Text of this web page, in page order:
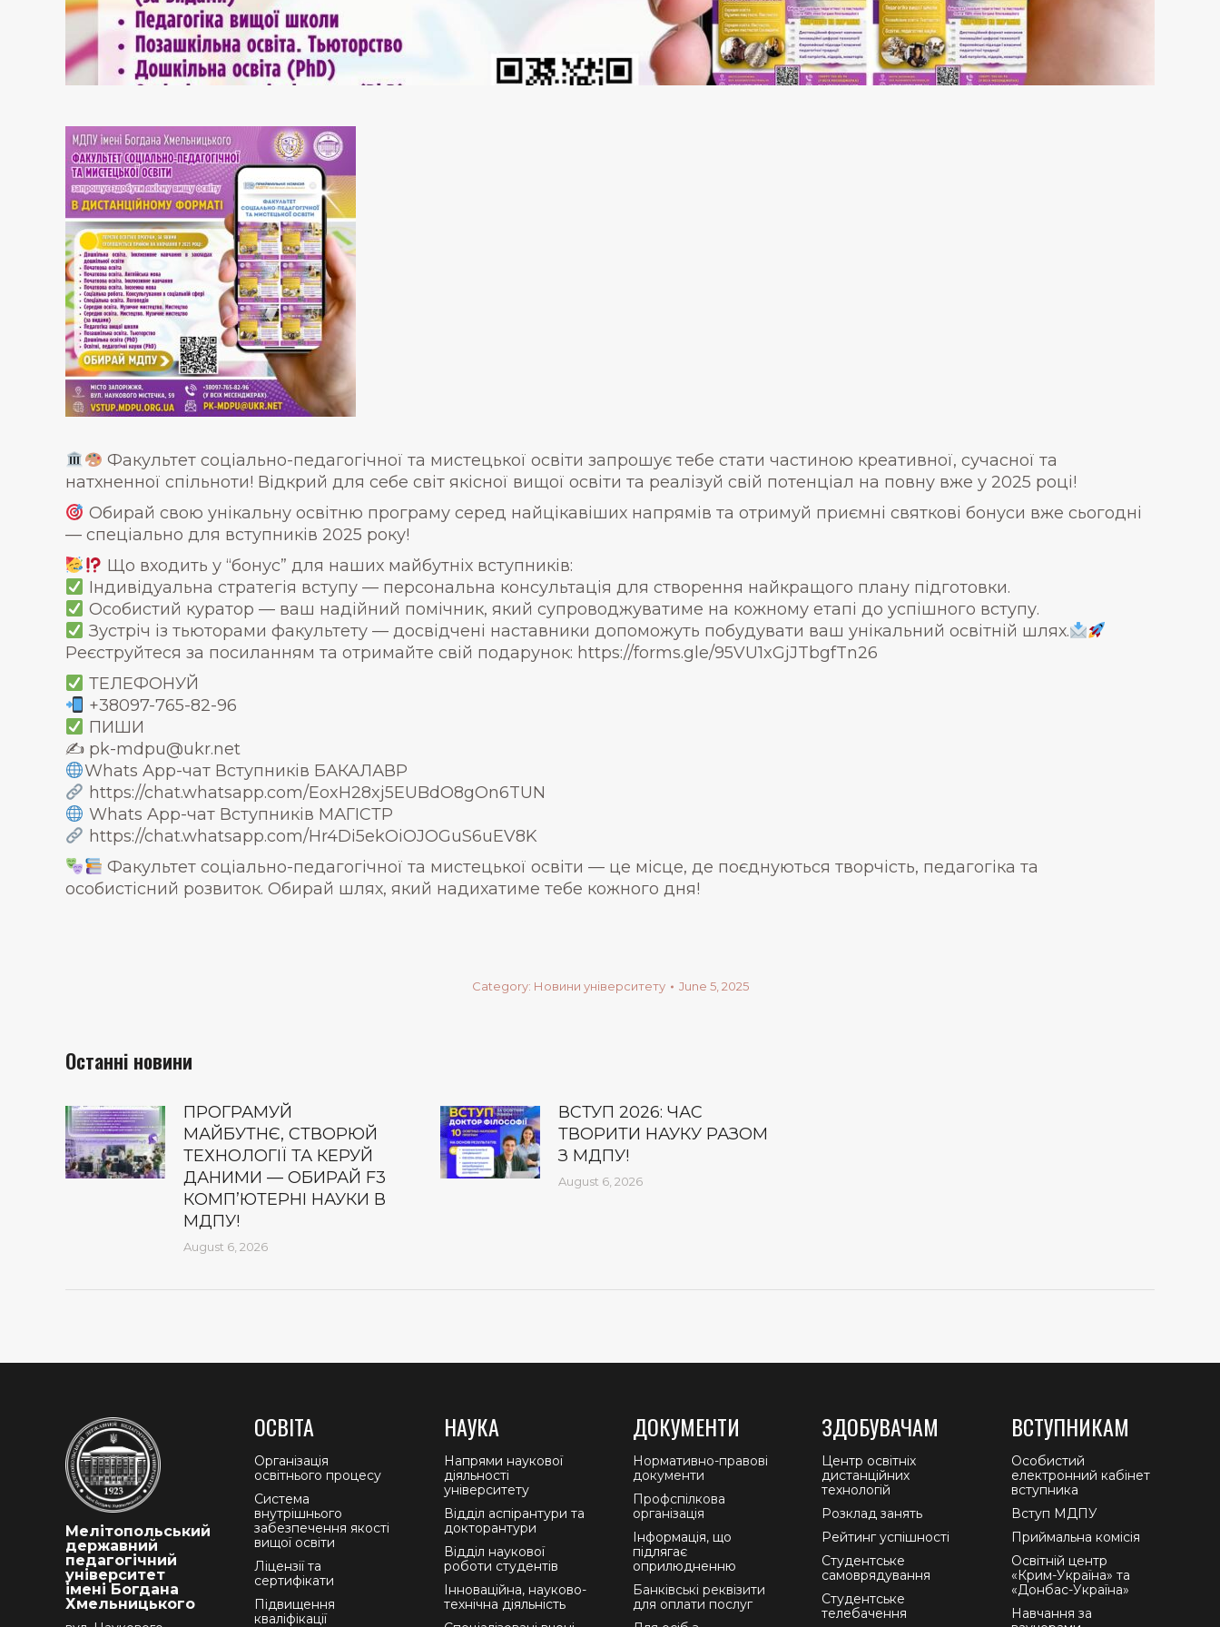
Факультет соціально-педагогічної та мистецької освіти запрошує тебе стати частиною креативної, сучасної та
натхненної спільноти! Відкрий для себе світ якісної вищої освіти та реалізуй свій потенціал на повну вже у 2025 році!
Обирай свою унікальну освітню програму серед найцікавіших напрямів та отримуй приємні святкові бонуси вже сьогодні
— спеціально для вступників 2025 року!
Що входить у “бонус” для наших майбутніх вступників:
Індивідуальна стратегія вступу — персональна консультація для створення найкращого плану підготовки.
Особистий куратор — ваш надійний помічник, який супроводжуватиме на кожному етапі до успішного вступу.
Зустріч із тьюторами факультету — досвідчені наставники допоможуть побудувати ваш унікальний освітній шлях.
Реєструйтеся за посиланням та отримайте свій подарунок: https://forms.gle/95VU1xGjJTbgfTn26
ТЕЛЕФОНУЙ
+38097-765-82-96
ПИШИ
✍️ pk-mdpu@ukr.net
Whats App-чат Вступників БАКАЛАВР
https://chat.whatsapp.com/EoxH28xj5EUBdO8gOn6TUN
Whats App-чат Вступників МАГІСТР
https://chat.whatsapp.com/Hr4Di5ekOiOJOGuS6uEV8K
Факультет соціально-педагогічної та мистецької освіти — це місце, де поєднуються творчість, педагогіка та
особистісний розвиток. Обирай шлях, який надихатиме тебе кожного дня!
Category: Новини університету June 5, 2025
Останні новини
ПРОГРАМУЙ
МАЙБУТНЄ, СТВОРЮЙ
ТЕХНОЛОГІЇ ТА КЕРУЙ
ДАНИМИ — ОБИРАЙ F3
КОМП’ЮТЕРНІ НАУКИ В
МДПУ!
August 6, 2026
ВСТУП 2026: ЧАС
ТВОРИТИ НАУКУ РАЗОМ
З МДПУ!
August 6, 2026
Мелітопольський
державний
педагогічний
університет
імені Богдана
Хмельницького
ОСВІТА
Організація
освітнього процесу
Система
внутрішнього
забезпечення якості
вищої освіти
Ліцензії та
сертифікати
Підвищення
кваліфікації
НАУКА
Напрями наукової
діяльності
університету
Відділ аспірантури та
докторантури
Відділ наукової
роботи студентів
Інноваційна, науково-
технічна діяльність
ДОКУМЕНТИ
Нормативно-правові
документи
Профспілкова
організація
Інформація, що
підлягає
оприлюдненню
Банківські реквізити
для оплати послуг
ЗДОБУВАЧАМ
Центр освітніх
дистанційних
технологій
Розклад занять
Рейтинг успішності
Студентське
самоврядування
Студентське
телебачення
ВСТУПНИКАМ
Особистий
електронний кабінет
вступника
Вступ МДПУ
Приймальна комісія
Освітній центр
«Крим-Україна» та
«Донбас-Україна»
Навчання за